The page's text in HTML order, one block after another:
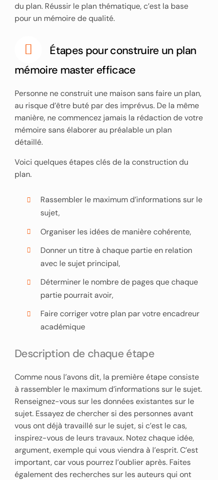
du plan. Réussir le plan thématique, c’est la base
pour un mémoire de qualité.
Étapes pour construire un plan
mémoire master efficace
Personne ne construit une maison sans faire un plan,
au risque d’être buté par des imprévus. De la même
manière, ne commencez jamais la rédaction de votre
mémoire sans élaborer au préalable un plan
détaillé.
Voici quelques étapes clés de la construction du
plan.
Rassembler le maximum d’informations sur le
sujet,
Organiser les idées de manière cohérente,
Donner un titre à chaque partie en relation
avec le sujet principal,
Déterminer le nombre de pages que chaque
partie pourrait avoir,
Faire corriger votre plan par votre encadreur
académique
Description de chaque étape
Comme nous l’avons dit, la première étape consiste
à rassembler le maximum d’informations sur le sujet.
Renseignez-vous sur les données existantes sur le
sujet. Essayez de chercher si des personnes avant
vous ont déjà travaillé sur le sujet, si c’est le cas,
inspirez-vous de leurs travaux. Notez chaque idée,
argument, exemple qui vous viendra à l’esprit. C’est
important, car vous pourrez l’oublier après. Faites
également des recherches sur les auteurs qui ont